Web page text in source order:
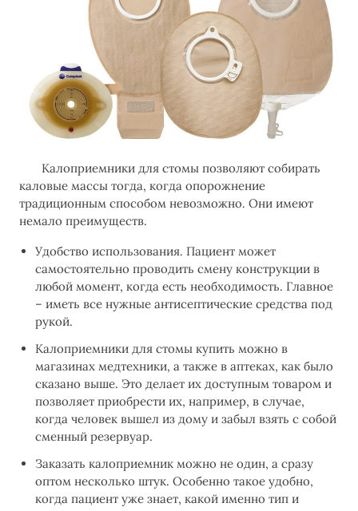
Калоприемники для стомы позволяют собирать
каловые массы тогда, когда опорожнение
традиционным способом невозможно. Они имеют
немало преимуществ.
Удобство использования. Пациент может
самостоятельно проводить смену конструкции в
любой момент, когда есть необходимость. Главное
– иметь все нужные антисептические средства под
рукой.
Калоприемники для стомы купить можно в
магазинах медтехники, а также в аптеках, как было
сказано выше. Это делает их доступным товаром и
позволяет приобрести их, например, в случае,
когда человек вышел из дому и забыл взять с собой
сменный резервуар.
Заказать калоприемник можно не один, а сразу
оптом несколько штук. Особенно такое удобно,
когда пациент уже знает, какой именно тип и